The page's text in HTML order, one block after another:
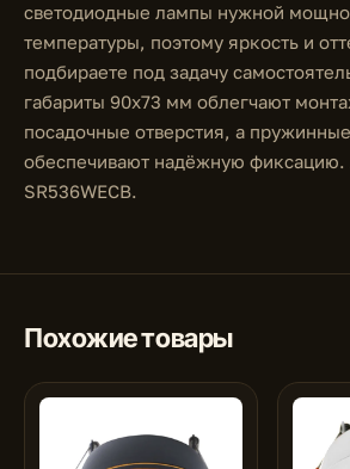
светодиодные лампы нужной
температуры, поэтому яркость и
подбираете под задачу
габариты 90х73 мм облегчают
посадочные отверстия, а
обеспечивают надёжную фиксацию.
SR536WECB.
Похожие товары